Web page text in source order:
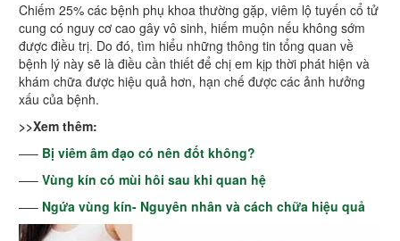
Chiếm 25% các bệnh phụ khoa thường gặp, viêm lộ tuyến cổ tử
cung có nguy cơ cao gây vô sinh, hiếm muộn nếu không sớm
được điều trị. Do đó, tìm hiểu những thông tin tổng quan về
bệnh lý này sẽ là điều cần thiết để chị em kịp thời phát hiện và
khám chữa được hiệu quả hơn, hạn chế được các ảnh hưởng
xấu của bệnh.
>>Xem thêm:
—– Bị viêm âm đạo có nên đốt không?
—– Vùng kín có mùi hôi sau khi quan hệ
—– Ngứa vùng kín- Nguyên nhân và cách chữa hiệu quả